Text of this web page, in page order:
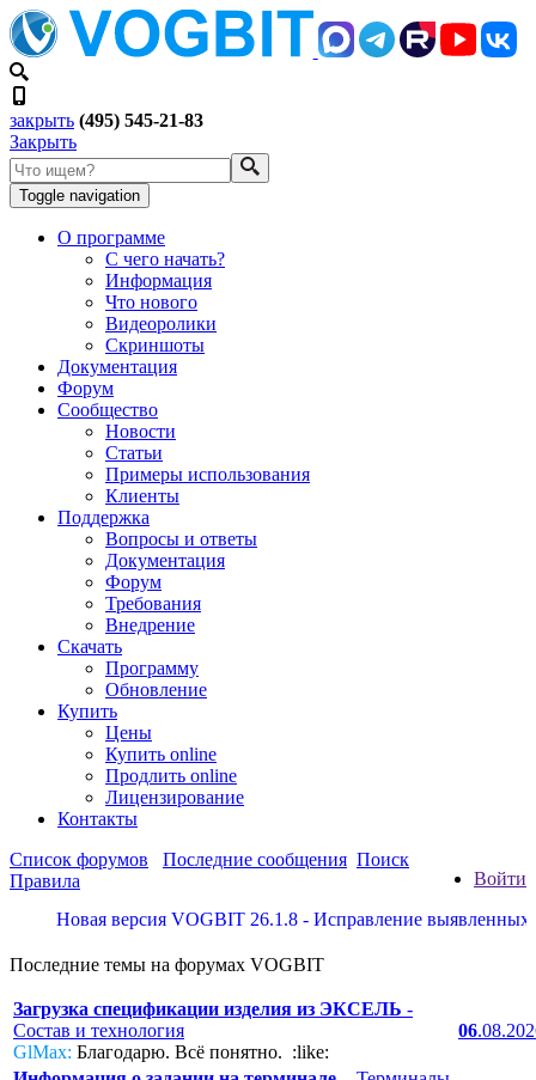
закрыть (495) 545-21-83
Закрыть
Toggle navigation
О программе
С чего начать?
Информация
Что нового
Видеоролики
Скриншоты
Документация
Форум
Сообщество
Новости
Статьи
Примеры использования
Клиенты
Поддержка
Вопросы и ответы
Документация
Форум
Требования
Внедрение
Скачать
Программу
Обновление
Купить
Цены
Купить online
Продлить online
Лицензирование
Контакты
Войти
Список форумов Последние сообщения Поиск
Правила
Новая версия VOGBIT 26.1.8 - Исправление выявленных
Последние темы на форумах VOGBIT
Загрузка спецификации изделия из ЭКСЕЛЬ -
Состав и технология
GlMax: Благодарю. Всё понятно. :like:
06